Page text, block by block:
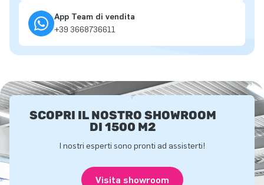
App Team di vendita
+39 3668736611
SCOPRI IL NOSTRO SHOWROOM
DI 1500 M2
I nostri esperti sono pronti ad assisterti!
Visita showroom